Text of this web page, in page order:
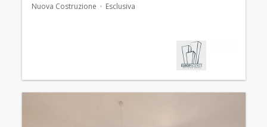
Nuova Costruzione Esclusiva